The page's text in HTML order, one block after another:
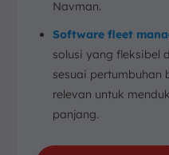
Navman.
Software fleet
solusi yang fleksibel
sesuai pertumbuhan
relevan untuk
panjang.